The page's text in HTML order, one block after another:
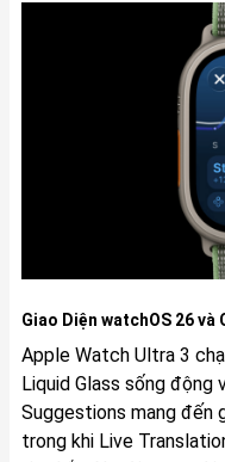
Giao Diện watchOS 26
Apple Watch Ultra 3
Liquid Glass sống động
Suggestions mang đến
trong khi Live